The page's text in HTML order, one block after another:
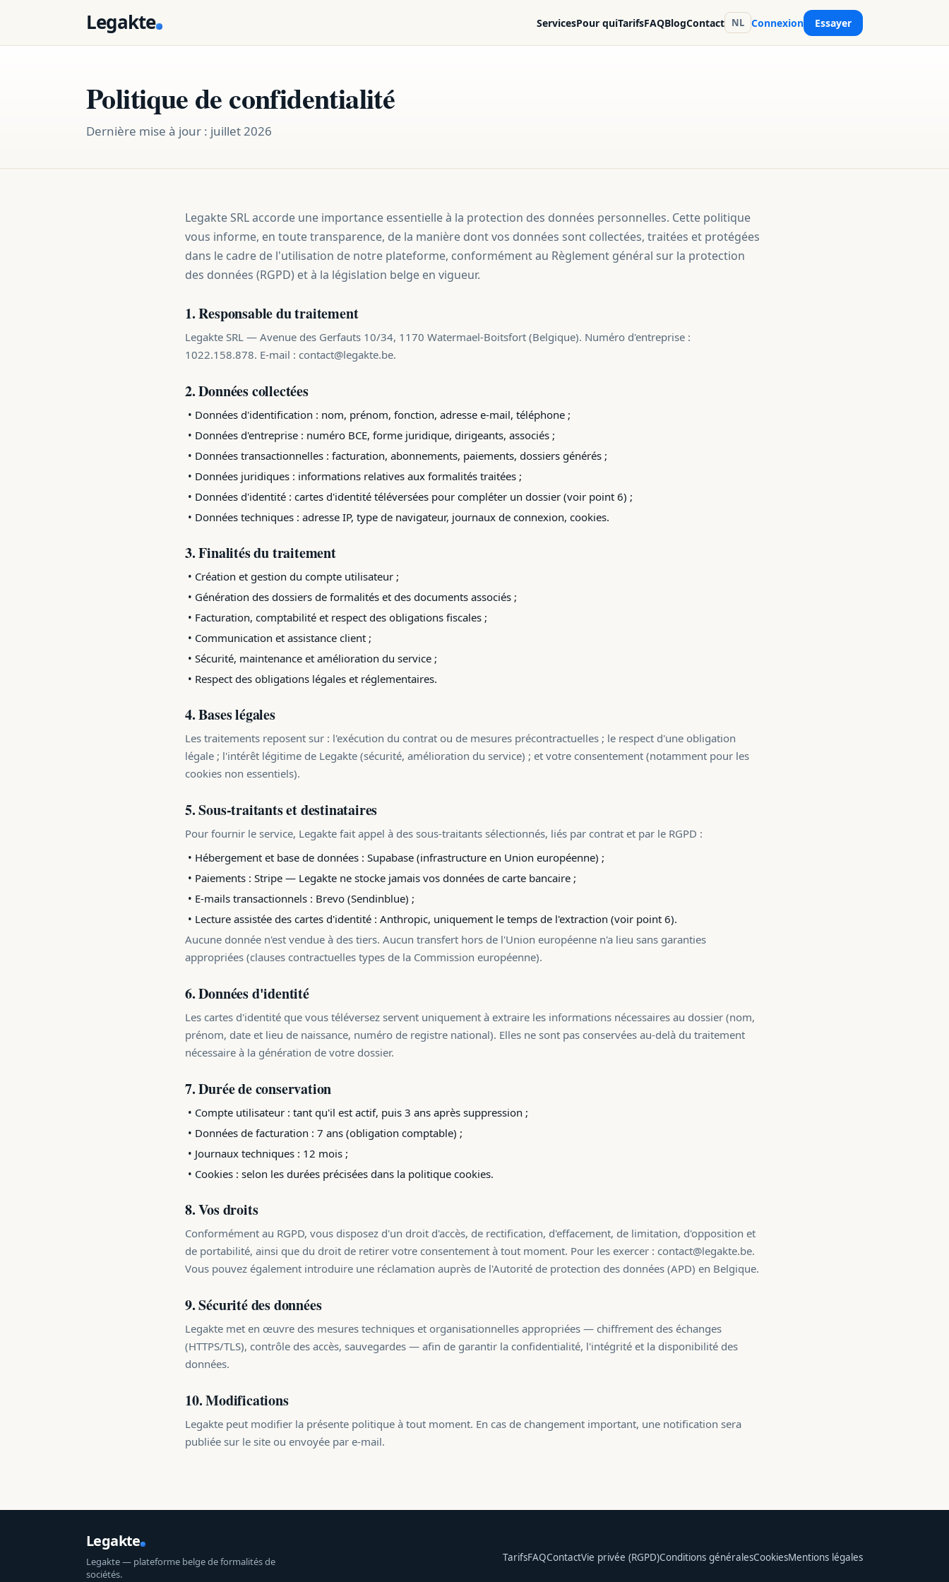
Legakte ServicesPour quiTarifsFAQBlogContact NL Connexion Essayer
Politique de confidentialité
Dernière mise à jour : juillet 2026
Legakte SRL accorde une importance essentielle à la protection des données personnelles. Cette politique
vous informe, en toute transparence, de la manière dont vos données sont collectées, traitées et protégées
dans le cadre de l'utilisation de notre plateforme, conformément au Règlement général sur la protection
des données (RGPD) et à la législation belge en vigueur.
1. Responsable du traitement
Legakte SRL — Avenue des Gerfauts 10/34, 1170 Watermael-Boitsfort (Belgique). Numéro d'entreprise :
1022.158.878. E-mail : contact@legakte.be.
2. Données collectées
• Données d'identification : nom, prénom, fonction, adresse e-mail, téléphone ;
• Données d'entreprise : numéro BCE, forme juridique, dirigeants, associés ;
• Données transactionnelles : facturation, abonnements, paiements, dossiers générés ;
• Données juridiques : informations relatives aux formalités traitées ;
• Données d'identité : cartes d'identité téléversées pour compléter un dossier (voir point 6) ;
• Données techniques : adresse IP, type de navigateur, journaux de connexion, cookies.
3. Finalités du traitement
• Création et gestion du compte utilisateur ;
• Génération des dossiers de formalités et des documents associés ;
• Facturation, comptabilité et respect des obligations fiscales ;
• Communication et assistance client ;
• Sécurité, maintenance et amélioration du service ;
• Respect des obligations légales et réglementaires.
4. Bases légales
Les traitements reposent sur : l'exécution du contrat ou de mesures précontractuelles ; le respect d'une obligation
légale ; l'intérêt légitime de Legakte (sécurité, amélioration du service) ; et votre consentement (notamment pour les
cookies non essentiels).
5. Sous-traitants et destinataires
Pour fournir le service, Legakte fait appel à des sous-traitants sélectionnés, liés par contrat et par le RGPD :
• Hébergement et base de données : Supabase (infrastructure en Union européenne) ;
• Paiements : Stripe — Legakte ne stocke jamais vos données de carte bancaire ;
• E-mails transactionnels : Brevo (Sendinblue) ;
• Lecture assistée des cartes d'identité : Anthropic, uniquement le temps de l'extraction (voir point 6).
Aucune donnée n'est vendue à des tiers. Aucun transfert hors de l'Union européenne n'a lieu sans garanties
appropriées (clauses contractuelles types de la Commission européenne).
6. Données d'identité
Les cartes d'identité que vous téléversez servent uniquement à extraire les informations nécessaires au dossier (nom,
prénom, date et lieu de naissance, numéro de registre national). Elles ne sont pas conservées au-delà du traitement
nécessaire à la génération de votre dossier.
7. Durée de conservation
• Compte utilisateur : tant qu'il est actif, puis 3 ans après suppression ;
• Données de facturation : 7 ans (obligation comptable) ;
• Journaux techniques : 12 mois ;
• Cookies : selon les durées précisées dans la politique cookies.
8. Vos droits
Conformément au RGPD, vous disposez d'un droit d'accès, de rectification, d'effacement, de limitation, d'opposition et
de portabilité, ainsi que du droit de retirer votre consentement à tout moment. Pour les exercer : contact@legakte.be.
Vous pouvez également introduire une réclamation auprès de l'Autorité de protection des données (APD) en Belgique.
9. Sécurité des données
Legakte met en œuvre des mesures techniques et organisationnelles appropriées — chiffrement des échanges
(HTTPS/TLS), contrôle des accès, sauvegardes — afin de garantir la confidentialité, l'intégrité et la disponibilité des
données.
10. Modifications
Legakte peut modifier la présente politique à tout moment. En cas de changement important, une notification sera
publiée sur le site ou envoyée par e-mail.
Legakte
Legakte — plateforme belge de formalités de
sociétés.
TarifsFAQContactVie privée (RGPD)Conditions généralesCookiesMentions légales